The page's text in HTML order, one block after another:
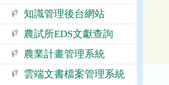
知識管理後台網站
農試所EDS文獻查詢
農業計畫管理系統
雲端文書檔案管理系統